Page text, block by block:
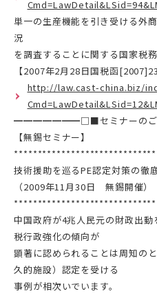
単一の生産機能を引き受ける外
況
を調査することに関する国家税
【2007年2月28日国税函
http://law.cast-china.biz/
━━━━━━━□■セミナー
【無錫セミナー】
技術援助を巡るPE認定対策の徹
（2009年11月30日 無錫開催）
中国政府が4兆人民元の財政出
税行政強化の傾向が
顕著に認められることは周知の
久的施設）認定を受ける
事例が相次いでいます。